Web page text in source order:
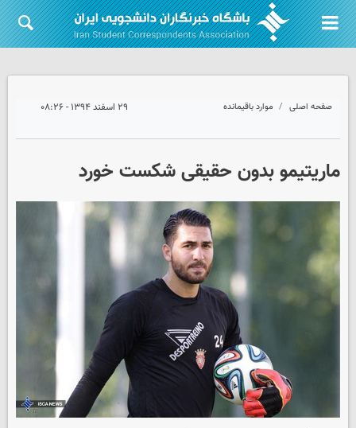
صفحه اصلی موارد باقیمانده ۲۹ اسفند ۱۳۹۴ - ۰۸:۲۶
ماریتیمو بدون حقیقی شکست خورد